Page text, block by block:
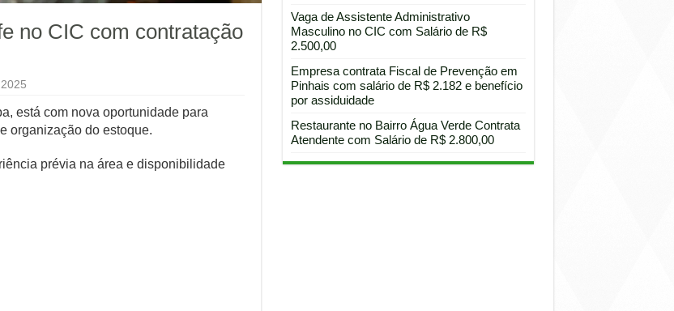
no CIC com contratação
está com nova oportunidade para
organização do estoque.
prévia na área e disponibilidade
Vaga de Assistente Administrativo
Masculino no CIC com Salário de R$
2.500,00
Empresa contrata Fiscal de Prevenção em
Pinhais com salário de R$ 2.182 e benefício
por assiduidade
Restaurante no Bairro Água Verde Contrata
Atendente com Salário de R$ 2.800,00